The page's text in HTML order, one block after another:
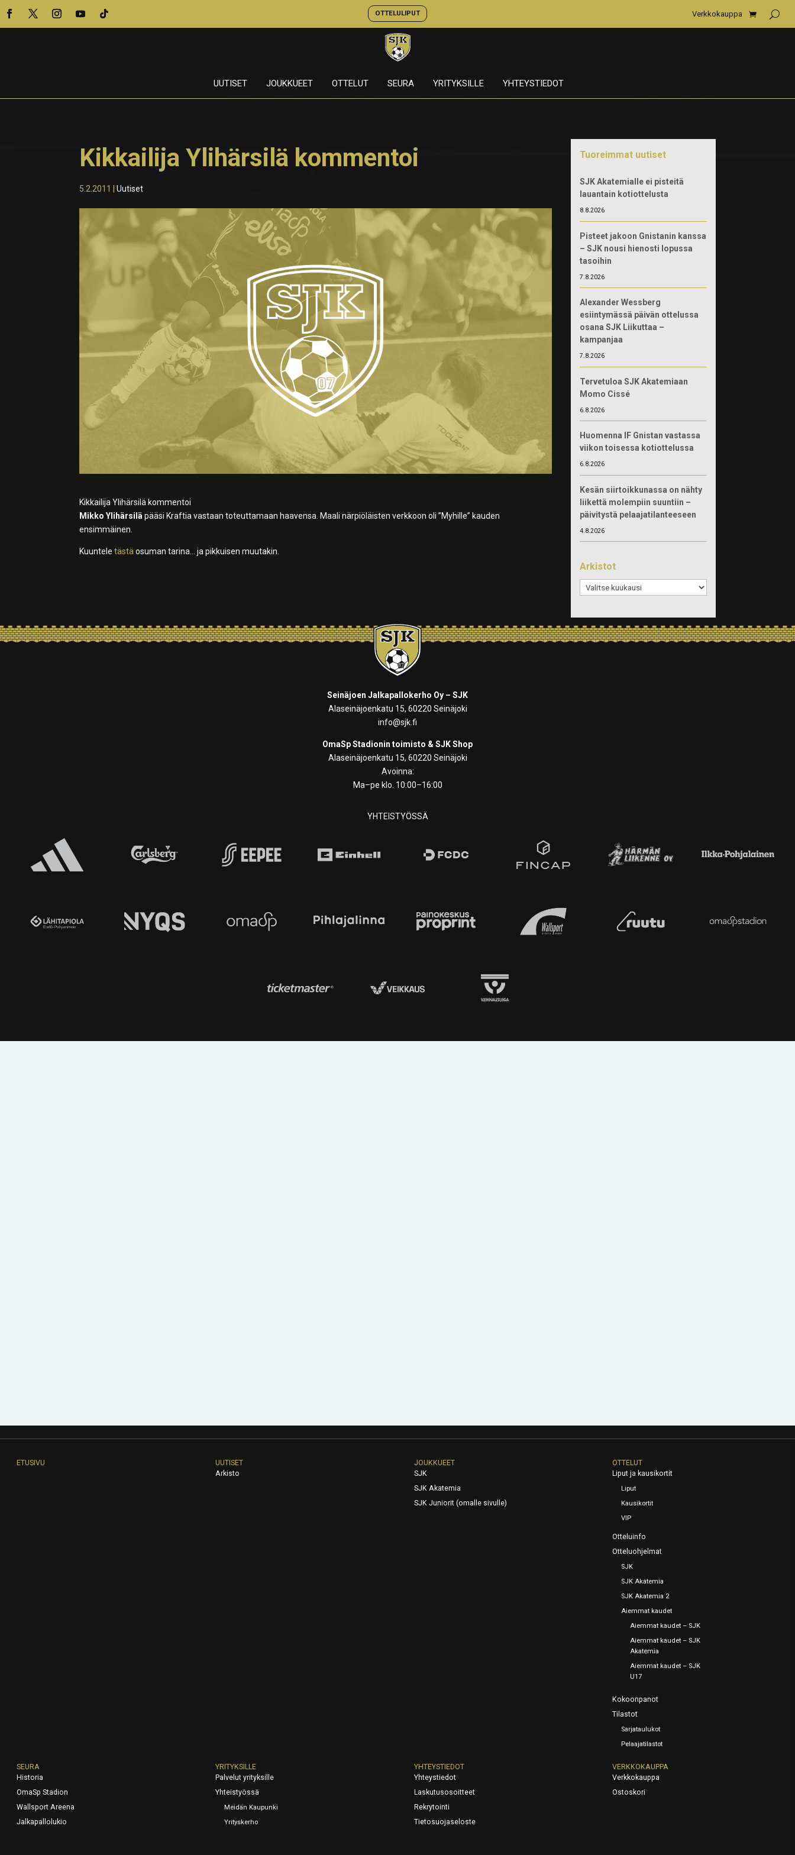
OTTELULIPUT Verkkokauppa
UUTISET JOUKKUEET OTTELUT SEURA YRITYKSILLE YHTEYSTIEDOT
Kikkailija Ylihärsilä kommentoi
5.2.2011 |Uutiset
Kikkailija Ylihärsilä kommentoi
Mikko Ylihärsiläpääsi Kraftia vastaan toteuttamaan haavensa. Maali närpiöläisten verkkoon oli ”Myhille” kauden
ensimmäinen.
Kuunteletästäosuman tarina… ja pikkuisen muutakin.
Tuoreimmat uutiset
SJK Akatemialle ei pisteitä
lauantain kotiottelusta
8.8.2026
Pisteet jakoon Gnistanin kanssa
– SJK nousi hienosti lopussa
tasoihin
7.8.2026
Alexander Wessberg
esiintymässä päivän ottelussa
osana SJK Liikuttaa –
kampanjaa
7.8.2026
Tervetuloa SJK Akatemiaan
Momo Cissé
6.8.2026
Huomenna IF Gnistan vastassa
viikon toisessa kotiottelussa
6.8.2026
Kesän siirtoikkunassa on nähty
liikettä molempiin suuntiin –
päivitystä pelaajatilanteeseen
4.8.2026
Arkistot
Arkistot
Seinäjoen Jalkapallokerho Oy – SJK
Alaseinäjoenkatu 15, 60220 Seinäjoki
info@sjk.fi
OmaSp Stadionin toimisto & SJK Shop
Alaseinäjoenkatu 15, 60220 Seinäjoki
Avoinna:
Ma–pe klo. 10:00–16:00
YHTEISTYÖSSÄ
ETUSIVU
UUTISET
Arkisto
JOUKKUEET
SJK
SJK Akatemia
SJK Juniorit (omalle sivulle)
OTTELUT
Liput ja kausikortit
Liput
Kausikortit
VIP
Otteluinfo
Otteluohjelmat
SJK
SJK Akatemia
SJK Akatemia 2
Aiemmat kaudet
Aiemmat kaudet – SJK
Aiemmat kaudet – SJK
Akatemia
Aiemmat kaudet – SJK
U17
Kokoonpanot
Tilastot
Sarjataulukot
Pelaajatilastot
SEURA
Historia
OmaSp Stadion
Wallsport Areena
Jalkapallolukio
YRITYKSILLE
Palvelut yrityksille
Yhteistyössä
Meidän Kaupunki
Yrityskerho
YHTEYSTIEDOT
Yhteystiedot
Laskutusosoitteet
Rekrytointi
Tietosuojaseloste
VERKKOKAUPPA
Verkkokauppa
Ostoskori